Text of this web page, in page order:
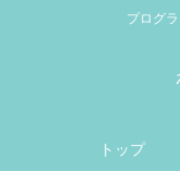
プログ
トップ